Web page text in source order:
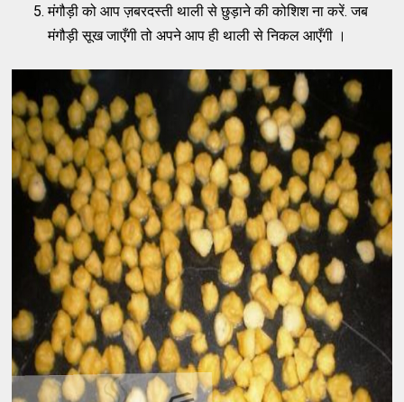
मंगौड़ी को आप ज़बरदस्ती थाली से छुड़ाने की कोशिश ना करें. जब
मंगौड़ी सूख जाएँगी तो अपने आप ही थाली से निकल आएँगी ।